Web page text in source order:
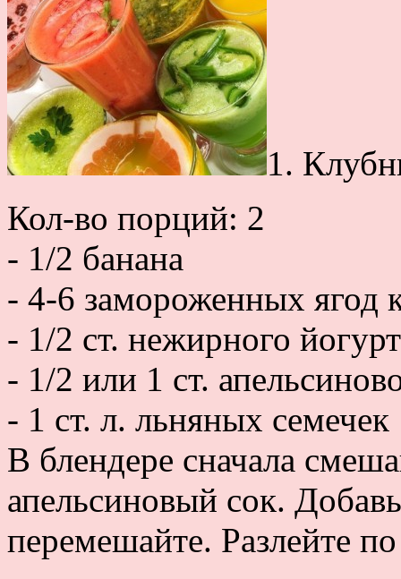
1.
Кол-во порций: 2
- 1/2 банана
- 4-6 замороженных ягод
- 1/2 ст. нежирного
- 1/2 или 1 ст.
- 1 ст. л. льняных семечек
В блендере сначала
апельсиновый сок.
перемешайте. Разлейте